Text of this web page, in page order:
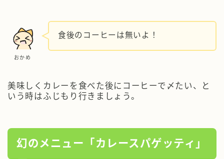
おかめ
食後のコーヒーは無いよ！
美味しくカレーを食べた後にコーヒーで〆たい、と
いう時はふじもり 行きましょう。
幻のメニュー「カレースパゲッティ」